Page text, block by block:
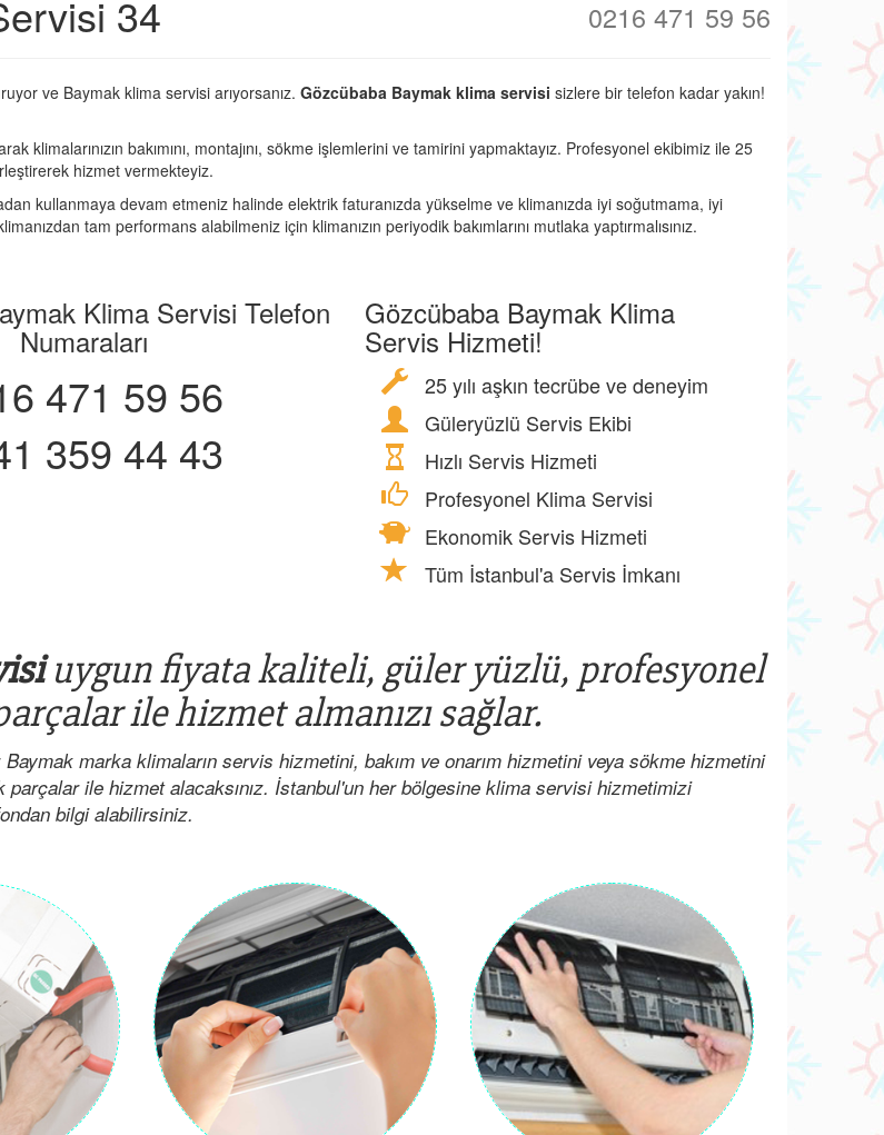
34 0216 471 59 56
ve Baymak klima servisi arıyorsanız. Gözcübaba Baymak klima servisi sizlere bir telefon kadar yakın!
klimalarınızın bakımını, montajını, sökme işlemlerini ve tamirini yapmaktayız. Profesyonel ekibimiz ile 25
hizmet vermekteyiz.
kullanmaya devam etmeniz halinde elektrik faturanızda yükselme ve klimanızda iyi soğutmama, iyi
tam performans alabilmeniz için klimanızın periyodik bakımlarını mutlaka yaptırmalısınız.
Klima Servisi Telefon
Numaraları
471 59 56
359 44 43
Gözcübaba Baymak Klima
Servis Hizmeti!
25 yılı aşkın tecrübe ve deneyim
Güleryüzlü Servis Ekibi
Hızlı Servis Hizmeti
Profesyonel Klima Servisi
Ekonomik Servis Hizmeti
Tüm İstanbul'a Servis İmkanı
uygun fiyata kaliteli, güler yüzlü, profesyonel
ile hizmet almanızı sağlar.
marka klimaların servis hizmetini, bakım ve onarım hizmetini veya sökme hizmetini
ile hizmet alacaksınız. İstanbul'un her bölgesine klima servisi hizmetimizi
bilgi alabilirsiniz.